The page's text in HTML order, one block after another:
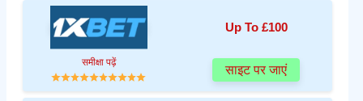
Up To £100
समीक्षा पढ़ें
साइट पर जाएं